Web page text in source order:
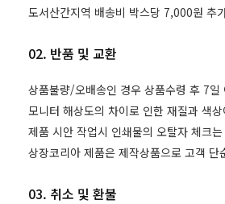
도서산간지역 배송비 박스당 7,000원 추
02. 반품 및 교환
상품불량/오배송인 경우 상품수령 후 7
모니터 해상도의 차이로 인한 재질과 색
제품 시안 작업시 인쇄물의 오탈자 체크
상장코리아 제품은 제작상품으로 고객
03. 취소 및 환불